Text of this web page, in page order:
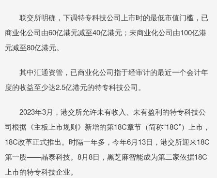
联交所明确，下调特专科技公司上市时的最低市值门槛，已
商业化公司由60亿港元减至40亿港元；未商业化公司由100亿港
元减至80亿港元。
其中汇通资管，已商业化公司指于经审计的最近一个会计年
度的收益至少达2.5亿港元的特专科技公司。
2023年3月，港交所允许未有收入、未有盈利的特专科技公
司根据《主板上市规则》新增的第18C章节（简称“18C”）上市，
18C改革正式推出。时隔一年多，今年6月13日，港交所迎来18C
第一股——晶泰科技。8月8日，黑芝麻智能成为第二家依据18C
上市的特专科技企业。